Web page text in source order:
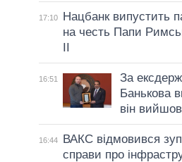
17:10
Нацбанк випустить
на честь Папи
II
16:51
За
Банькова
він
16:44
ВАКС відмовився
справи про